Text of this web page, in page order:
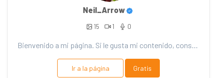
Neil_Arrow
15 1 0
Bienvenido a mi página. Si le gusta mi contenido, considere el soporte. ¡Gracias por tu apoyo!
Ir a la página Gratis